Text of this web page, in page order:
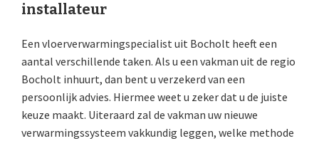
installateur
Een vloerverwarmingspecialist uit Bocholt heeft een
aantal verschillende taken. Als u een vakman uit de regio
Bocholt inhuurt, dan bent u verzekerd van een
persoonlijk advies. Hiermee weet u zeker dat u de juiste
keuze maakt. Uiteraard zal de vakman uw nieuwe
verwarmingssysteem vakkundig leggen, welke methode